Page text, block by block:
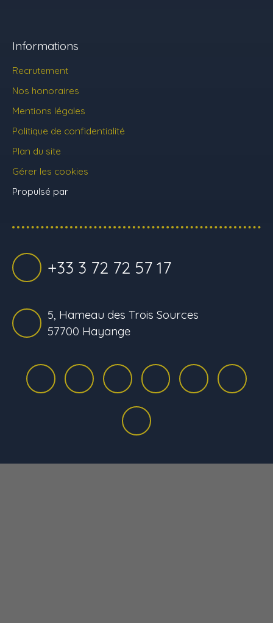
Informations
Recrutement
Nos honoraires
Mentions légales
Politique de confidentialité
Plan du site
Gérer les cookies
Propulsé par
+33 3 72 72 57 17
5, Hameau des Trois Sources
57700 Hayange